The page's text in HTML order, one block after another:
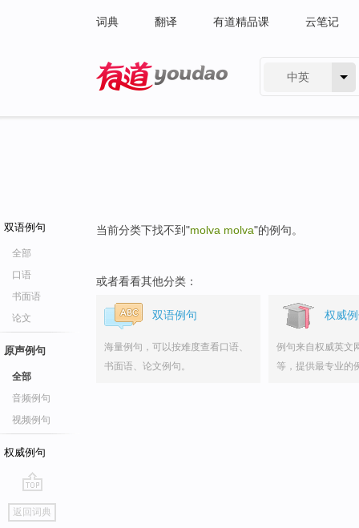
词典 翻译 有道精品课 云笔记
中英
双语例句
全部
口语
书面语
论文
原声例句
全部
音频例句
视频例句
权威例句
go
top
返回词典
当前分类下找不到"molva molva"的例句。
或者看看其他分类：
双语例句
海量例句，可以按难度查看口语、
书面语、论文例句。
权威
例句来自权威英文
等，提供最专业的